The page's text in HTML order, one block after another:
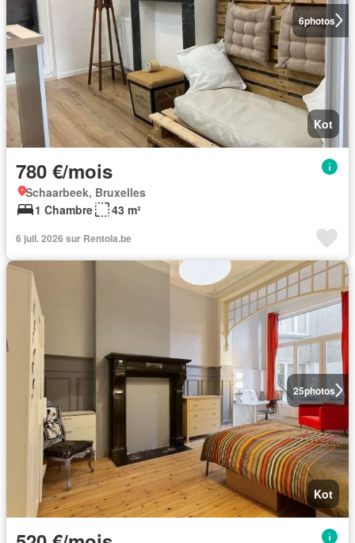
6photos
Kot
780 €/mois
Schaarbeek, Bruxelles
1 Chambre
43 m²
6 juil. 2026 sur Rentola.be
25photos
Kot